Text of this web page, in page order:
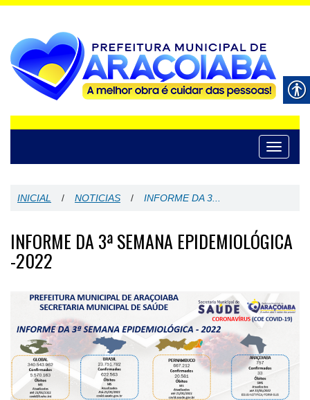
Toggle
INICIAL / NOTICIAS / INFORME DA 3...
INFORME DA 3ª SEMANA EPIDEMIOLÓGICA
-2022